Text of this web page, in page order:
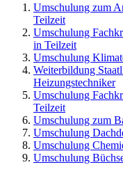
Umschulung zum
Teilzeit
Umschulung
in Teilzeit
Umschulung
Weiterbildung
Heizungstechniker
Umschulung
Teilzeit
Umschulung zum
Umschulung
Umschulung
Umschulung